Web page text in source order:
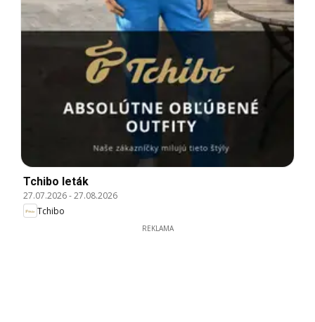
Tchibo leták
27.07.2026-27.08.2026
Tchibo
REKLAMA